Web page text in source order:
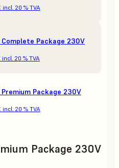
incl. 20 % TVA
Complete Package 230V
incl. 20 % TVA
Premium Package 230V
incl. 20 % TVA
Package 230V